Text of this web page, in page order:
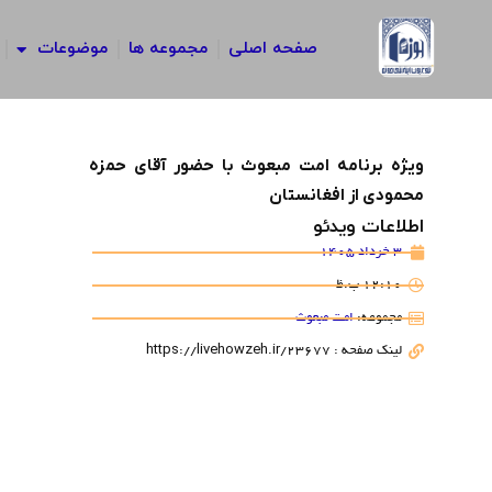
صفحه اصلی مجموعه ها موضوعات
ویژه برنامه امت مبعوث با حضور آقای حمزه
محمودی از افغانستان
اطلاعات ویدئو
3 خرداد 1405
12:10 ب.ظ
مجموعه:امت مبعوث
لینک صفحه : https://livehowzeh.ir/23677